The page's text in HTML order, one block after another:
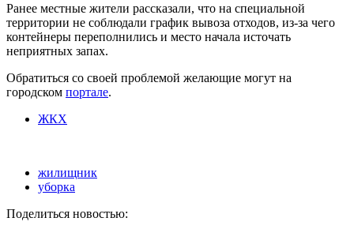
Ранее местные жители рассказали, что на специальной
территории не соблюдали график вывоза отходов, из-за чего
контейнеры переполнились и место начала источать
неприятных запах.
Обратиться со своей проблемой желающие могут на
городском портале.
ЖКХ
жилищник
уборка
Поделиться новостью: